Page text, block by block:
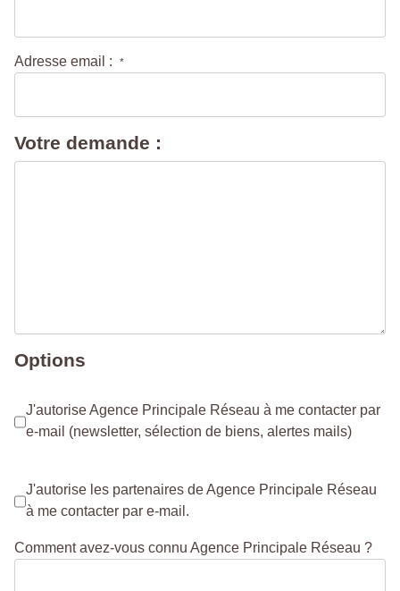
Adresse email : *
Votre demande :
Options
J'autorise Agence Principale Réseau à me contacter par
e-mail (newsletter, sélection de biens, alertes mails)
J'autorise les partenaires de Agence Principale Réseau
à me contacter par e-mail.
Comment avez-vous connu Agence Principale Réseau ?